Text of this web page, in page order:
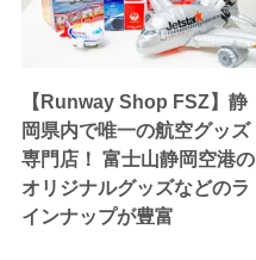
【Runway Shop FSZ】静
岡県内で唯一の航空グッズ
専門店！ 富士山静岡空港の
オリジナルグッズなどのラ
インナップが豊富